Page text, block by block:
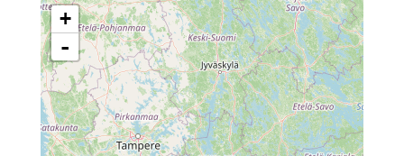
+
-